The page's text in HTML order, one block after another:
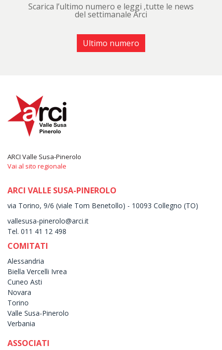
Scarica l’ultimo numero e leggi ,tutte le news
del settimanale Arci
Ultimo numero
ARCI Valle Susa-Pinerolo
Vai al sito regionale
ARCI VALLE SUSA-PINEROLO
via Torino, 9/6 (viale Tom Benetollo) - 10093 Collegno (TO)
vallesusa-pinerolo@arci.it
Tel. 011 41 12 498
COMITATI
Alessandria
Biella Vercelli Ivrea
Cuneo Asti
Novara
Torino
Valle Susa-Pinerolo
Verbania
ASSOCIATI